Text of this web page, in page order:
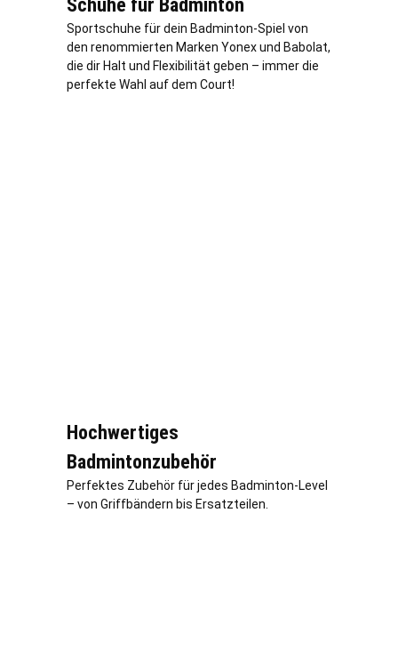
Schuhe für Badminton
Sportschuhe für dein Badminton-Spiel von
den renommierten Marken Yonex und Babolat,
die dir Halt und Flexibilität geben – immer die
perfekte Wahl auf dem Court!
Hochwertiges
Badmintonzubehör
Perfektes Zubehör für jedes Badminton-Level
– von Griffbändern bis Ersatzteilen.